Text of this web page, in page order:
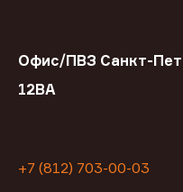
Офис/ПВЗ Санкт-
12ВА
+7 (812) 703-00-03